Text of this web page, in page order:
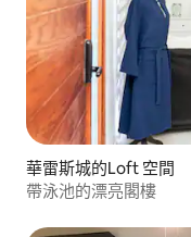
華雷斯城的Loft 空間
帶泳池的漂亮閣樓